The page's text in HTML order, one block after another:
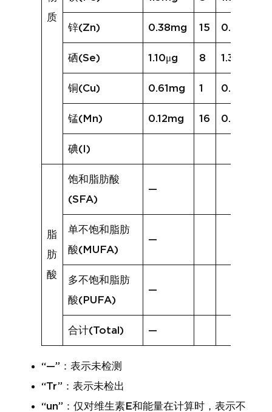
质
锌(Zn) 0.38mg 15 0.73mg
硒(Se) 1.10μg 8 1.33μg
铜(Cu) 0.61mg 1 0.20mg
锰(Mn) 0.12mg 16 0.48mg
碘(I)
脂
肪
酸
饱和脂肪酸
(SFA)
—
单不饱和脂肪
酸(MUFA)
—
多不饱和脂肪
酸(PUFA)
—
合计(Total) —
“—”：表示未检测
“Tr”：表示未检出
“un”：仅对维生素E和能量在计算时，表示不